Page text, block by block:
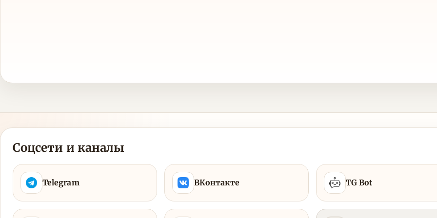
Соцсети и каналы
Telegram ВКонтакте TG Bot